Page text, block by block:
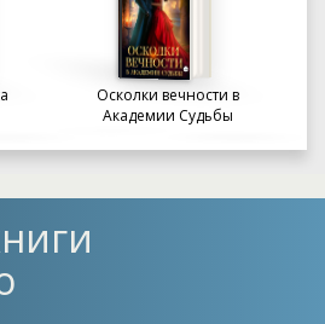
Осколки вечности в
Академии Судьбы